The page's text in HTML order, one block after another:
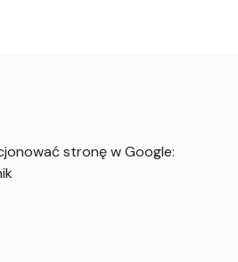
stronę w Google: